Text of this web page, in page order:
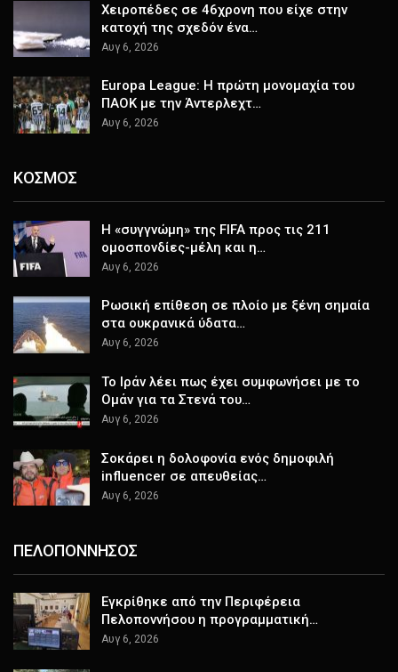
Χειροπέδες σε 46χρονη που είχε στην
κατοχή της σχεδόν ένα…
Αυγ 6, 2026
Europa League: Η πρώτη μονομαχία του
ΠΑΟΚ με την Άντερλεχτ…
Αυγ 6, 2026
ΚΟΣΜΟΣ
Η «συγγνώμη» της FIFA προς τις 211
ομοσπονδίες-μέλη και η…
Αυγ 6, 2026
Ρωσική επίθεση σε πλοίο με ξένη σημαία
στα ουκρανικά ύδατα…
Αυγ 6, 2026
Το Ιράν λέει πως έχει συμφωνήσει με το
Ομάν για τα Στενά του…
Αυγ 6, 2026
Σοκάρει η δολοφονία ενός δημοφιλή
influencer σε απευθείας…
Αυγ 6, 2026
ΠΕΛΟΠΟΝΝΗΣΟΣ
Εγκρίθηκε από την Περιφέρεια
Πελοποννήσου η προγραμματική…
Αυγ 6, 2026